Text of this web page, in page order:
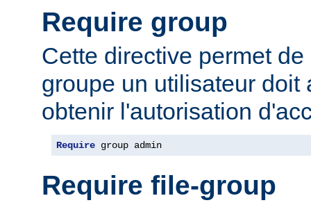
Require group
Cette directive permet
groupe un utilisateur doit
obtenir l'autorisation
Require group admin
Require file-group